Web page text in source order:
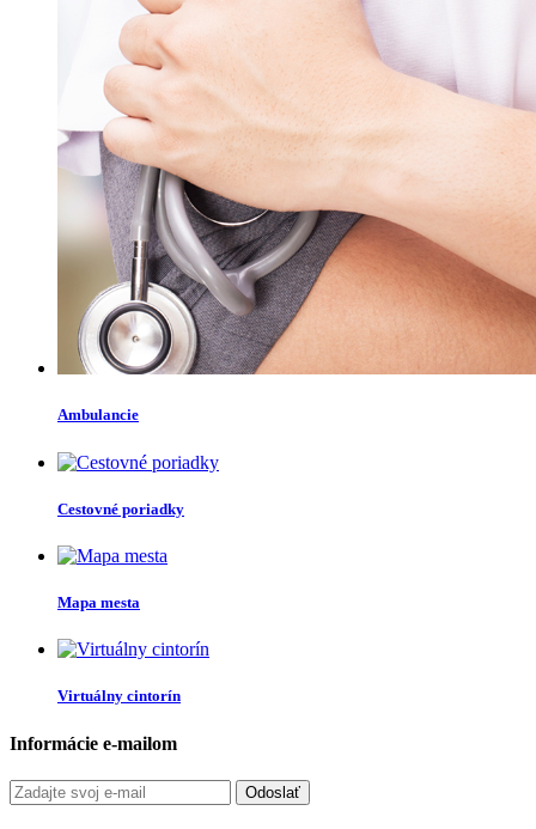
Ambulancie
Cestovné poriadky
Mapa mesta
Virtuálny cintorín
Informácie e-mailom
Odoslať